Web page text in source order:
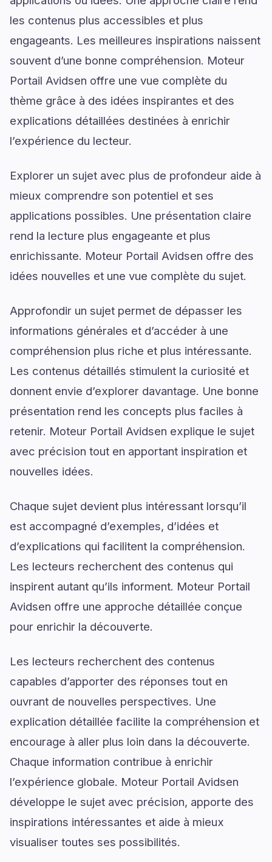
les contenus plus accessibles et plus
engageants. Les meilleures inspirations naissent
souvent d’une bonne compréhension. Moteur
Portail Avidsen offre une vue complète du
thème grâce à des idées inspirantes et des
explications détaillées destinées à enrichir
l’expérience du lecteur.
Explorer un sujet avec plus de profondeur aide à
mieux comprendre son potentiel et ses
applications possibles. Une présentation claire
rend la lecture plus engageante et plus
enrichissante. Moteur Portail Avidsen offre des
idées nouvelles et une vue complète du sujet.
Approfondir un sujet permet de dépasser les
informations générales et d’accéder à une
compréhension plus riche et plus intéressante.
Les contenus détaillés stimulent la curiosité et
donnent envie d’explorer davantage. Une bonne
présentation rend les concepts plus faciles à
retenir. Moteur Portail Avidsen explique le sujet
avec précision tout en apportant inspiration et
nouvelles idées.
Chaque sujet devient plus intéressant lorsqu’il
est accompagné d’exemples, d’idées et
d’explications qui facilitent la compréhension.
Les lecteurs recherchent des contenus qui
inspirent autant qu’ils informent. Moteur Portail
Avidsen offre une approche détaillée conçue
pour enrichir la découverte.
Les lecteurs recherchent des contenus
capables d’apporter des réponses tout en
ouvrant de nouvelles perspectives. Une
explication détaillée facilite la compréhension et
encourage à aller plus loin dans la découverte.
Chaque information contribue à enrichir
l’expérience globale. Moteur Portail Avidsen
développe le sujet avec précision, apporte des
inspirations intéressantes et aide à mieux
visualiser toutes ses possibilités.